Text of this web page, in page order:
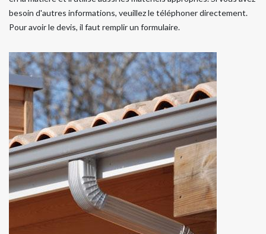
besoin d'autres informations, veuillez le téléphoner directement.
Pour avoir le devis, il faut remplir un formulaire.